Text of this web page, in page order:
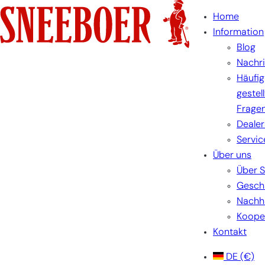
Zum
Inhalt
springen
Home
Information
Blog
Häufig
Über uns
Über
Kontakt
DE (€)